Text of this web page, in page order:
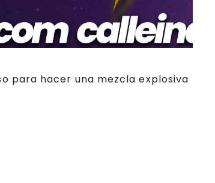
para hacer una mezcla explosiva